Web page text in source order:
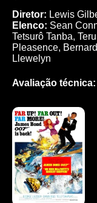
Diretor: Lewis
Elenco: Sean
Tetsurô Tanba,
Pleasence,
Llewelyn
Avaliação técnica: